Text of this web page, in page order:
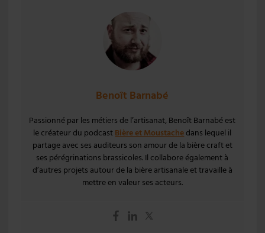
Benoît Barnabé
Passionné par les métiers de l’artisanat, Benoît Barnabé est
le créateur du podcastBière et Moustachedans lequel il
partage avec ses auditeurs son amour de la bière craft et
ses pérégrinations brassicoles. Il collabore également à
d’autres projets autour de la bière artisanale et travaille à
mettre en valeur ses acteurs.